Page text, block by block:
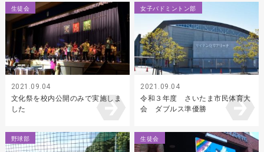
生徒会
2021.09.04
文化祭を校内公開のみで実施しま
した
女子バドミントン部
2021.09.04
令和３年度 さいたま市民体育大
会 ダブルス準優勝
野球部 生徒会